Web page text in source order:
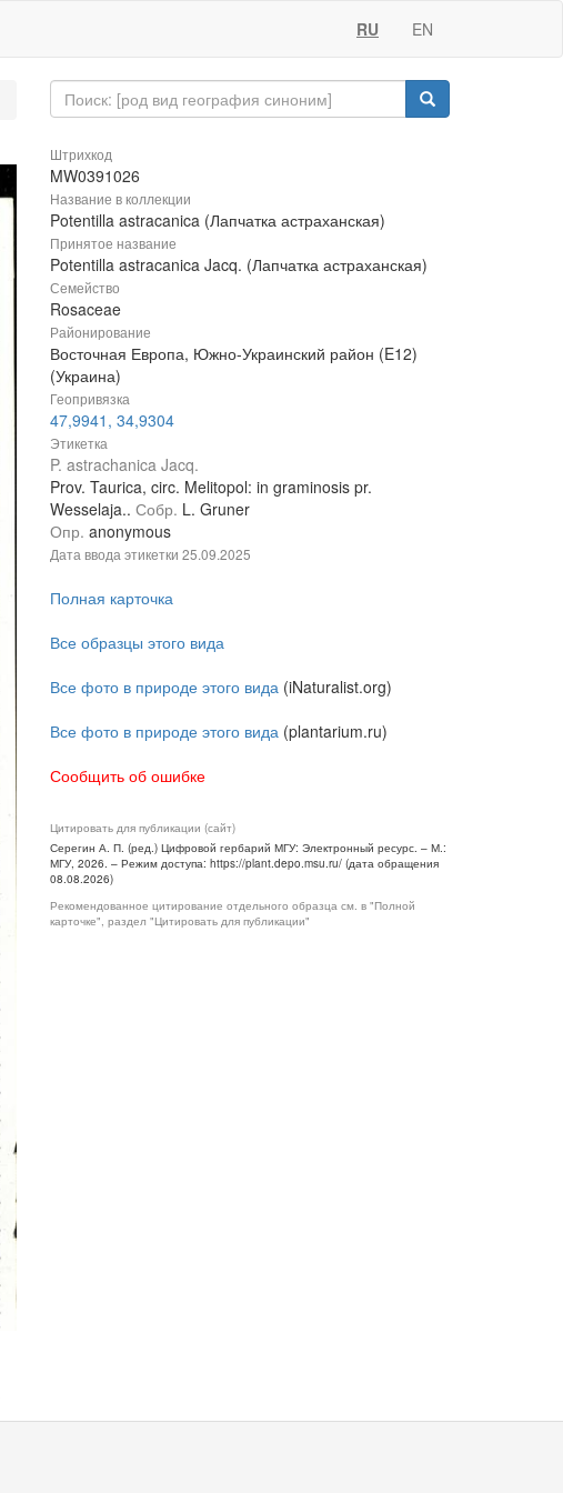
RU EN
Штрихкод
MW0391026
Название в коллекции
Potentilla astracanica (Лапчатка астраханская)
Принятое название
Potentilla astracanica Jacq. (Лапчатка астраханская)
Семейство
Rosaceae
Районирование
Восточная Европа, Южно-Украинский район (E12)
(Украина)
Геопривязка
47,9941, 34,9304
Этикетка
P. astrachanica Jacq.
Prov. Taurica, circ. Melitopol: in graminosis pr.
Wesselaja.. Собр. L. Gruner
Опр. anonymous
Дата ввода этикетки 25.09.2025
Полная карточка
Все образцы этого вида
Все фото в природе этого вида (iNaturalist.org)
Все фото в природе этого вида (plantarium.ru)
Сообщить об ошибке
Цитировать для публикации (сайт)
Серегин А. П. (ред.) Цифровой гербарий МГУ: Электронный ресурс. – М.:
МГУ, 2026. – Режим доступа: https://plant.depo.msu.ru/ (дата обращения
08.08.2026)
Рекомендованное цитирование отдельного образца см. в "Полной
карточке", раздел "Цитировать для публикации"